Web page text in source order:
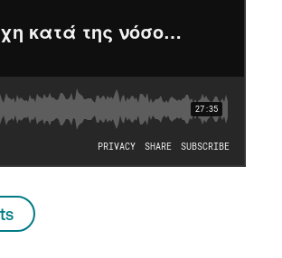
2 – Προηγμένος Ψηφιακός
ΜμΕ
«Επιχειρώ - Καινοτομώ στην